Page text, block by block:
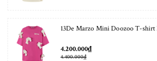
13De Marzo Mini Doozoo T-shirt
4.200.000₫
4.400.000₫